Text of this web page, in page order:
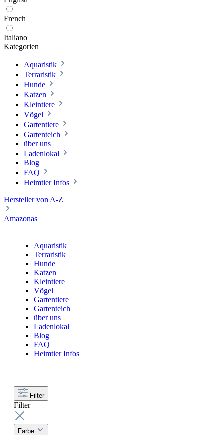
French
Italiano
Kategorien
Aquaristik
Terraristik
Hunde
Katzen
Kleintiere
Vögel
Gartentiere
Gartenteich
über uns
Ladenlokal
Blog
FAQ
Heimtier Infos
Hersteller von A-Z
Amazonas
Aquaristik
Terraristik
Hunde
Katzen
Kleintiere
Vögel
Gartentiere
Gartenteich
über uns
Ladenlokal
Blog
FAQ
Heimtier Infos
Filter
Filter
Farbe